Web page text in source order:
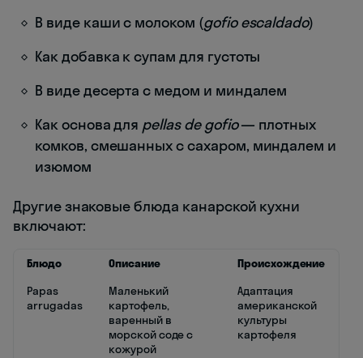
В виде каши с молоком (gofio escaldado)
Как добавка к супам для густоты
В виде десерта с медом и миндалем
Как основа для pellas de gofio— плотных
комков, смешанных с сахаром, миндалем и
изюмом
Другие знаковые блюда канарской кухни
включают:
Блюдо Описание
Происхождение
Papas
arrugadas
Маленький
картофель,
варенный в
морской соде с
кожурой
Адаптация
американской
культуры
картофеля